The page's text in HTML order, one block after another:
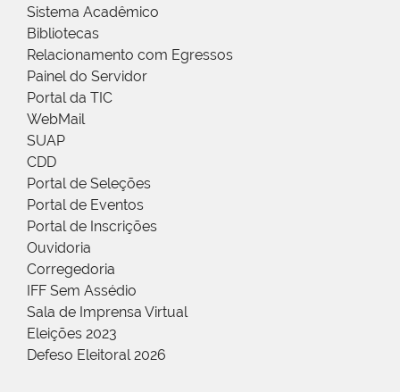
Sistema Acadêmico
Bibliotecas
Relacionamento com Egressos
Painel do Servidor
Portal da TIC
WebMail
SUAP
CDD
Portal de Seleções
Portal de Eventos
Portal de Inscrições
Ouvidoria
Corregedoria
IFF Sem Assédio
Sala de Imprensa Virtual
Eleições 2023
Defeso Eleitoral 2026